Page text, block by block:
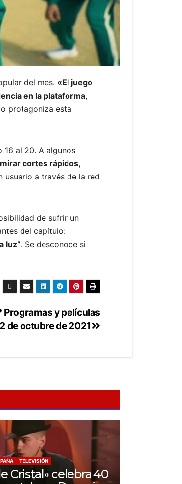
del mes. «El juego
en la plataforma,
protagoniza esta
16 al 20. A algunos
cortes rápidos,
usuario a través de la red
de sufrir un
del capítulo:
luz”. Se desconoce si
Programas y películas
de octubre de 2021
TELEVISIÓN
Cristal» celebra 40